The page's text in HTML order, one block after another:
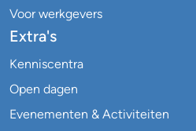
Voor werkgevers
Extra's
Kenniscentra
Open dagen
Evenementen & Activiteiten